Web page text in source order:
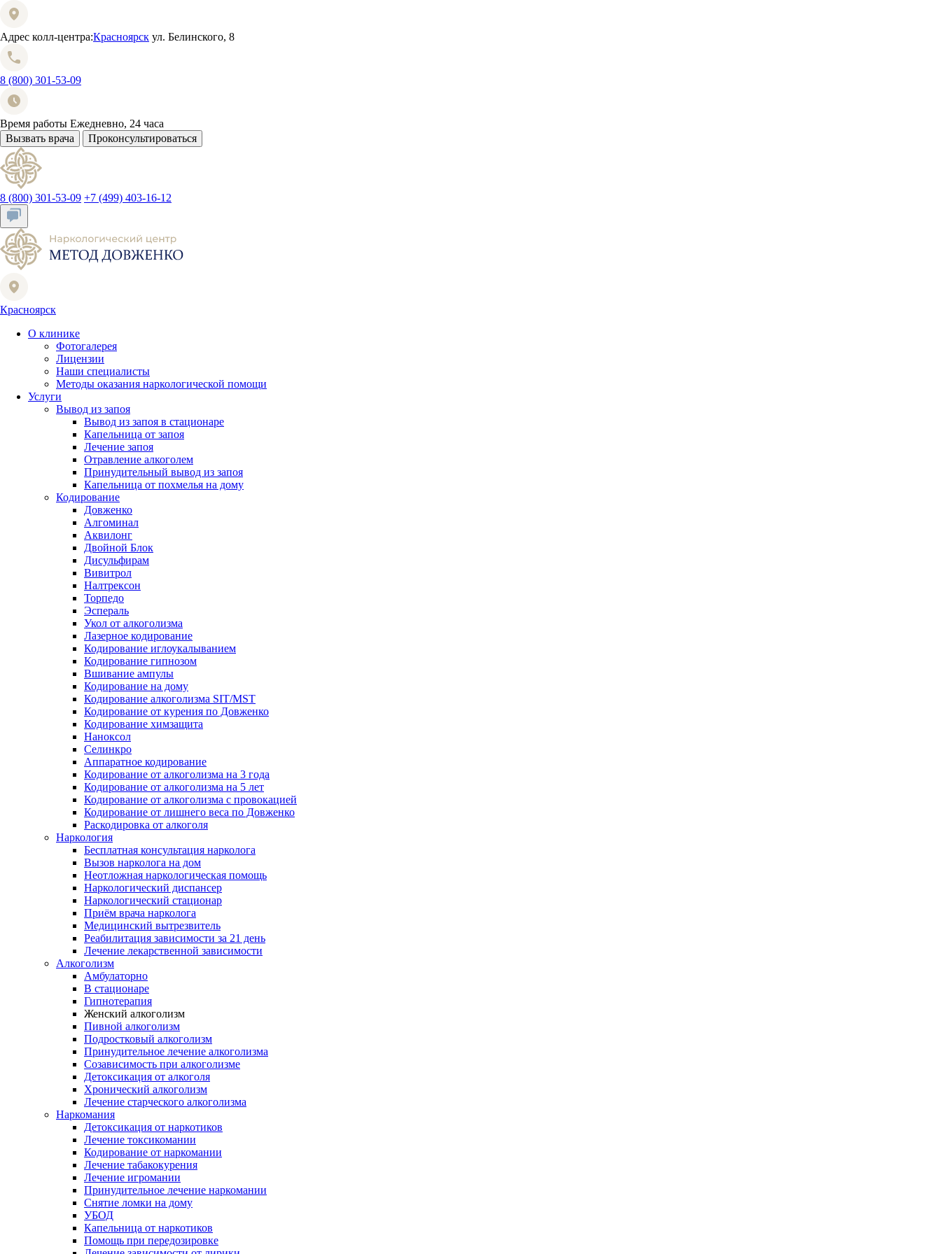
Адрес колл-центра:Красноярск ул. Белинского, 8
8 (800) 301-53-09
Время работы Ежедневно, 24 часа
Вызвать врача
Проконсультироваться
8 (800) 301-53-09 +7 (499) 403-16-12
Красноярск
О клинике
Фотогалерея
Лицензии
Наши специалисты
Методы оказания наркологической помощи
Услуги
Вывод из запоя
Вывод из запоя в стационаре
Капельница от запоя
Лечение запоя
Отравление алкоголем
Принудительный вывод из запоя
Капельница от похмелья на дому
Кодирование
Довженко
Алгоминал
Аквилонг
Двойной Блок
Дисульфирам
Вивитрол
Налтрексон
Торпедо
Эспераль
Укол от алкоголизма
Лазерное кодирование
Кодирование иглоукалыванием
Кодирование гипнозом
Вшивание ампулы
Кодирование на дому
Кодирование алкоголизма SIT/MST
Кодирование от курения по Довженко
Кодирование химзащита
Наноксол
Селинкро
Аппаратное кодирование
Кодирование от алкоголизма на 3 года
Кодирование от алкоголизма на 5 лет
Кодирование от алкоголизма с провокацией
Кодирование от лишнего веса по Довженко
Раскодировка от алкоголя
Наркология
Бесплатная консультация нарколога
Вызов нарколога на дом
Неотложная наркологическая помощь
Наркологический диспансер
Наркологический стационар
Приём врача нарколога
Медицинский вытрезвитель
Реабилитация зависимости за 21 день
Лечение лекарственной зависимости
Алкоголизм
Амбулаторно
В стационаре
Гипнотерапия
Женский алкоголизм
Пивной алкоголизм
Подростковый алкоголизм
Принудительное лечение алкоголизма
Созависимость при алкоголизме
Детоксикация от алкоголя
Хронический алкоголизм
Лечение старческого алкоголизма
Наркомания
Детоксикация от наркотиков
Лечение токсикомании
Кодирование от наркомании
Лечение табакокурения
Лечение игромании
Принудительное лечение наркомании
Снятие ломки на дому
УБОД
Капельница от наркотиков
Помощь при передозировке